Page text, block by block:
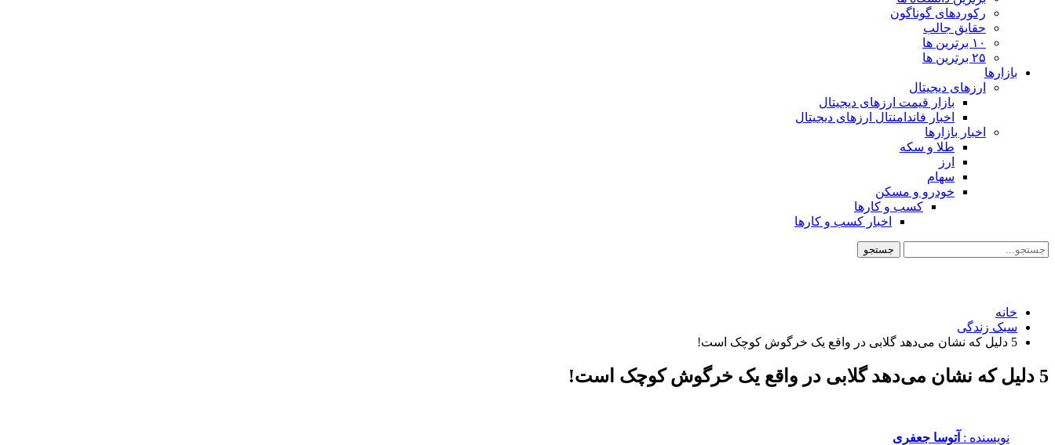
رکوردهای گوناگون
حقایق جالب
۱۰ برترین ها
۲۵ برترین ها
بازارها
ارزهای دیجیتال
بازار قیمت ارزهای دیجیتال
اخبار فاندامنتال ارزهای دیجیتال
اخبار بازارها
طلا و سکه
ارز
سهام
خودرو و مسکن
کسب و کارها
اخبار کسب و کارها
خانه
سبک زندگی
5 دلیل که نشان می‌دهد گلابی در واقع یک خرگوش کوچک است!
5 دلیل که نشان می‌دهد گلابی در واقع یک خرگوش کوچک است!
نویسنده :‌ آتوسا جعفری